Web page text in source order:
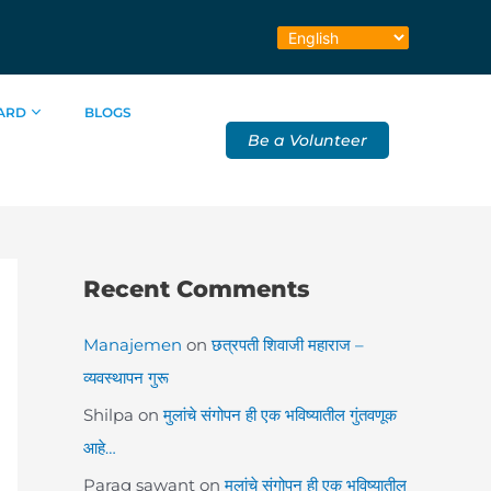
BLOGS
Be a Volunteer
Recent Comments
Manajemen onछत्रपती शिवाजी महाराज –
व्यवस्थापन गुरू
Shilpa onमुलांचे संगोपन ही एक भविष्यातील गुंतवणूक
आहे…
Parag sawant onमुलांचे संगोपन ही एक भविष्यातील